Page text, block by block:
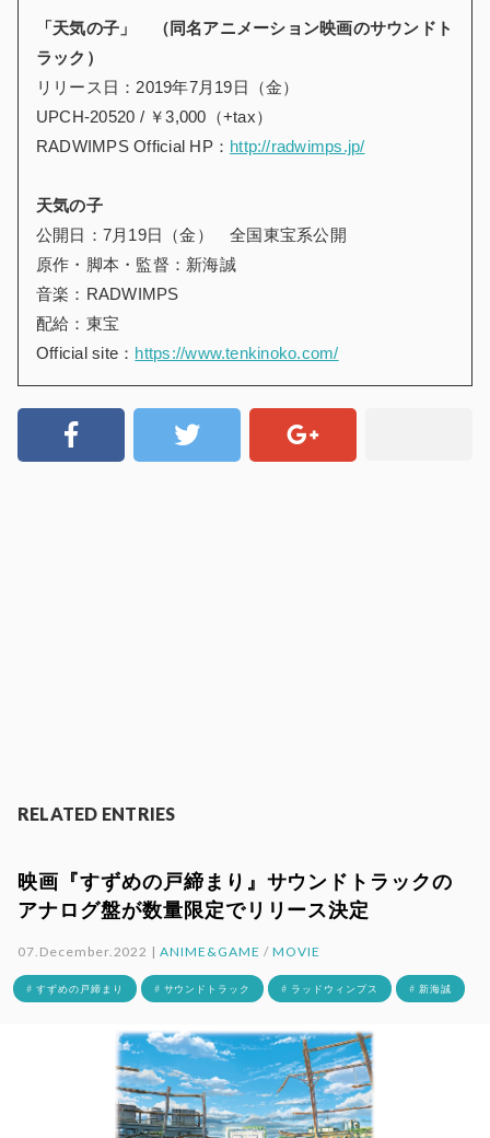
「天気の子」 （同名アニメーション映画のサウンドト
ラック）
リリース日：2019年7月19日（金）
UPCH-20520 / ￥3,000（+tax）
RADWIMPS Official HP： http://radwimps.jp/
天気の子
公開日：7月19日（金） 全国東宝系公開
原作・脚本・監督：新海誠
音楽：RADWIMPS
配給：東宝
Official site： https://www.tenkinoko.com/
RELATED ENTRIES
映画『すずめの戸締まり』サウンドトラックの
アナログ盤が数量限定でリリース決定
07.December.2022 |ANIME&GAME / MOVIE
# すずめの戸締まり # サウンドトラック # ラッドウィンプス # 新海誠